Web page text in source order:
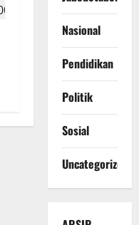
Nasional
Pendidikan
Politik
Sosial
Uncategorized